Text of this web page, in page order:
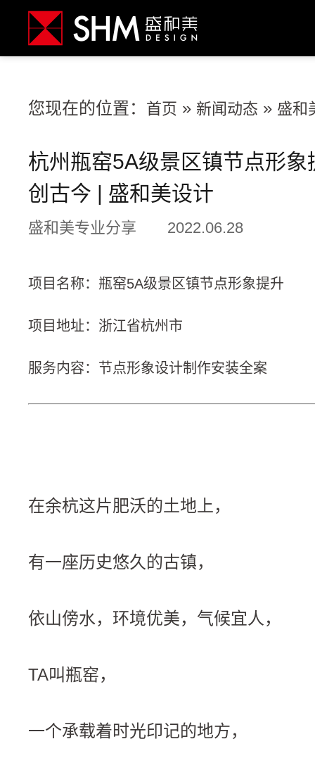
您现在的位置： 首页 » 新闻动态 » 盛和
杭州瓶窑5A级景区镇节点形
创古今 | 盛和美设计
盛和美专业分享 2022.06.28
项目名称：瓶窑5A级景区镇节点形象提升
项目地址：浙江省杭州市
服务内容：节点形象设计制作安装全案
在余杭这片肥沃的土地上，
有一座历史悠久的古镇，
依山傍水，环境优美，气候宜人，
TA叫瓶窑，
一个承载着时光印记的地方，